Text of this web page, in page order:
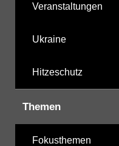
Veranstaltungen
Ukraine
Hitzeschutz
Themen
Fokusthemen